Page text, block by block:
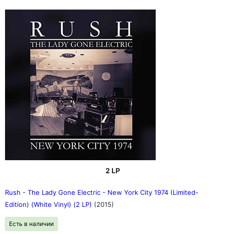
2 LP
Rush - The Lady Gone Electric - New York City 1974 (Limited-
Edition) (White Vinyl) (2 LP) (2015)
Есть в наличии